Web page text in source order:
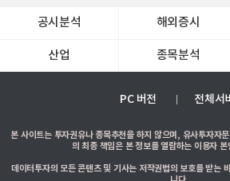
공시분석 해외증시
산업 종목분석
PC 버전 전체서
본 사이트는 투자권유나 종목추천을 하지 않으며, 유사투자자
의 최종 책임은 본 정보를 열람하는 이용자 본
데이터투자의 모든 콘텐츠 및 기사는 저작권법의 보호를 받는